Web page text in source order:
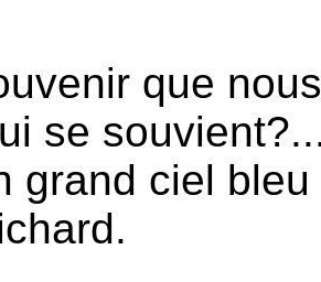
que
se
grand ciel